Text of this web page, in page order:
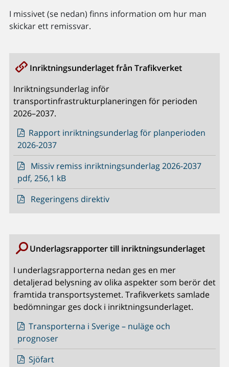
I missivet (se nedan) finns information om hur man
skickar ett remissvar.
Inriktningsunderlaget från Trafikverket
Inriktningsunderlag inför
transportinfrastrukturplaneringen för perioden
2026–2037.
Rapport inriktningsunderlag för planperioden
2026-2037
Missiv remiss inriktningsunderlag 2026-2037
pdf, 256,1 kB
Regeringens direktiv
Underlagsrapporter till inriktningsunderlaget
I underlagsrapporterna nedan ges en mer
detaljerad belysning av olika aspekter som berör det
framtida transportsystemet. Trafikverkets samlade
bedömningar ges dock i inriktningsunderlaget.
Transporterna i Sverige – nuläge och
prognoser
Sjöfart